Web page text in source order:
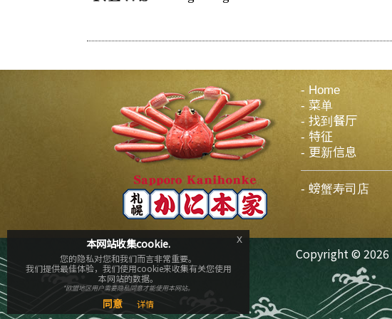
Home
菜单
找到餐厅
特征
更新信息
螃蟹寿司店
Copyright ©2026
本网站收集cookie.
您的隐私对您和我们而言非常重要。
我们提供最佳体验，我们使用cookie来收集有关您使用
本网站的数据。
*欧盟地区用户需要隐私同意才能使用本网站。
同意 详情
x